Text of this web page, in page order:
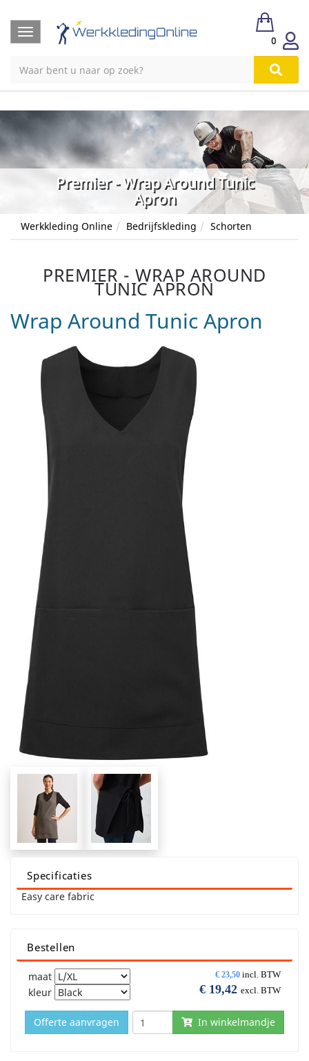
Toggle
navigation
0
Premier - Wrap Around Tunic
Apron
Werkkleding Online Bedrijfskleding Schorten
PREMIER - WRAP AROUND
TUNIC APRON
Wrap Around Tunic Apron
Specificaties
Easy care fabric
Bestellen
€ 23,50 incl. BTW
€ 19,42 excl. BTW
maat
kleur
In winkelmandje
Offerte aanvragen